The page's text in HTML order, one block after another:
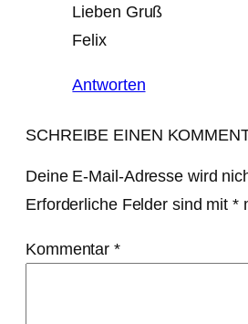
Lieben Gruß
Felix
Antworten
SCHREIBE EINEN
Deine E-Mail-Adresse wird
Erforderliche Felder sind mit *
Kommentar*